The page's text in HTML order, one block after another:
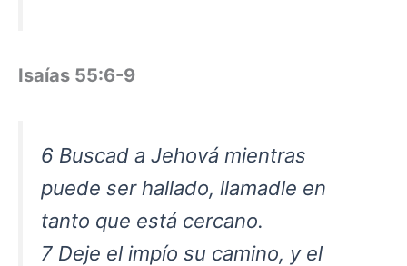
Isaías 55:6-9
6 Buscad a Jehová mientras
puede ser hallado, llamadle en
tanto que está cercano.
7 Deje el impío su camino, y el